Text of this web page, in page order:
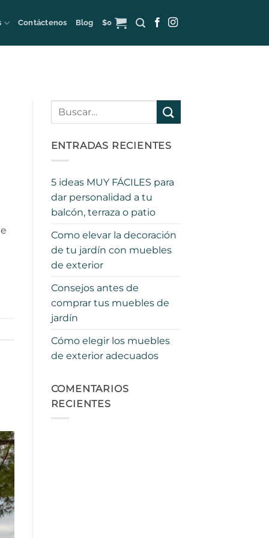
Contáctenos Blog $0
ENTRADAS RECIENTES
5 ideas MUY FÁCILES para
dar personalidad a tu
balcón, terraza o patio
Como elevar la decoración
de tu jardín con muebles
de exterior
Consejos antes de
comprar tus muebles de
jardín
Cómo elegir los muebles
de exterior adecuados
COMENTARIOS
RECIENTES